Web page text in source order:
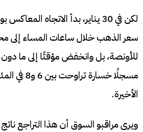
لكن في 30 يناير، بدأ الاتجاه
للأونصة، بل وانخفض مؤقتًا إلى ما
مسجلًا خسارة
الأخيرة.
ويرى مراقبو السوق أن هذا التراجع